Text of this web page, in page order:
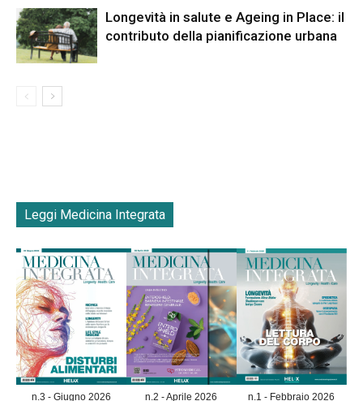
Longevità in salute e Ageing in Place: il
contributo della pianificazione urbana
Leggi Medicina Integrata
n.3 - Giugno 2026 n.2 - Aprile 2026 n.1 - Febbraio 2026